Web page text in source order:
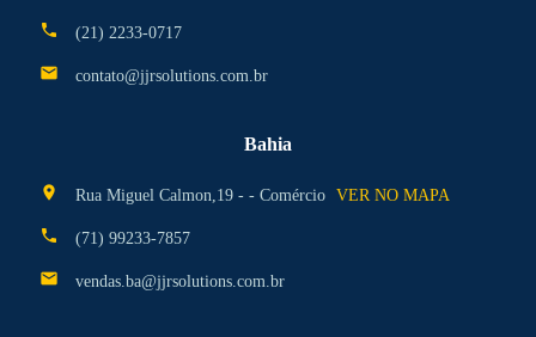
phone (21) 2233-0717
mail contato@jjrsolutions.com.br
Bahia
location_on Rua Miguel Calmon,19 - - Comércio VER NO MAPA
phone (71) 99233-7857
mail vendas.ba@jjrsolutions.com.br